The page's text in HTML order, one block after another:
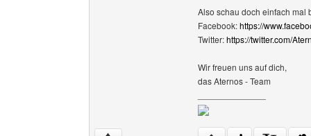
Also schau doch einfach mal
Facebook:https://
Twitter:https://twitter.com/
Wir freuen uns auf dich,
das Aternos - Team